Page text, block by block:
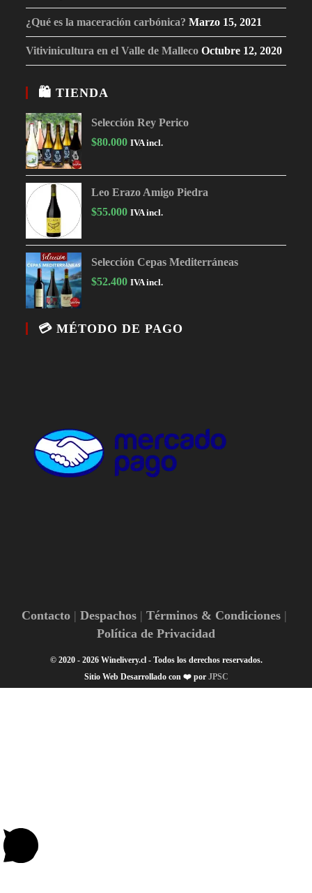
¿Qué es la maceración carbónica? Marzo 15, 2021
Vitivinicultura en el Valle de Malleco Octubre 12, 2020
🛍 TIENDA
Selección Rey Perico
$80.000 IVA incl.
Leo Erazo Amigo Piedra
$55.000 IVA incl.
Selección Cepas Mediterráneas
$52.400 IVA incl.
💳 MÉTODO DE PAGO
Contacto Despachos
Términos & Condiciones
Política de Privacidad
© 2020 - 2026 Winelivery.cl - Todos los derechos reservados.
Sitio Web Desarrollado con ❤️ por JPSC